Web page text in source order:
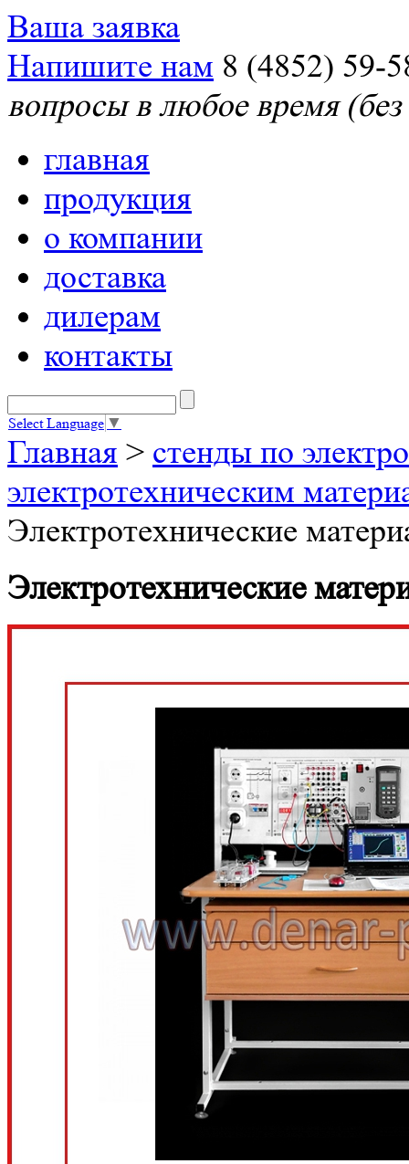
Ваша заявка
Напишите нам 8 (4852) 59-
вопросы в любое время
главная
продукция
о компании
доставка
дилерам
контакты
Select Language ▼
Главная > стенды по
электротехническим
Электротехнические
Электротехнические